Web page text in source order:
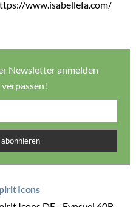
www.isabellefa.com/
Newsletter anmelden
Icons